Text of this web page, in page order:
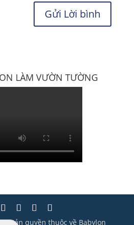
LÀM VƯỜN TƯỜNG
| Bản quyền thuộc về Babylon